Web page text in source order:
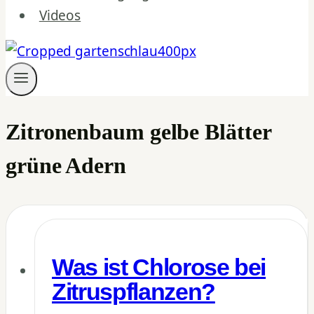
Videos
Zitronenbaum gelbe Blätter
grüne Adern
Was ist Chlorose bei
Zitruspflanzen?